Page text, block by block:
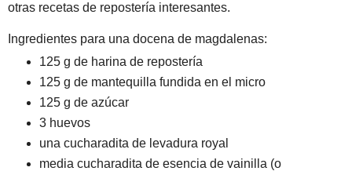
otras recetas de repostería interesantes.
Ingredientes para una docena de magdalenas:
125 g de harina de repostería
125 g de mantequilla fundida en el micro
125 g de azúcar
3 huevos
una cucharadita de levadura royal
media cucharadita de esencia de vainilla (o